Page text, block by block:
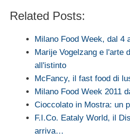
Related Posts:
Milano Food Week, dal 4
Marije Vogelzang e l'arte
all'istinto
McFancy, il fast food di
Milano Food Week 2011
Cioccolato in Mostra: un
F.I.Co. Eataly World, il
arriva…